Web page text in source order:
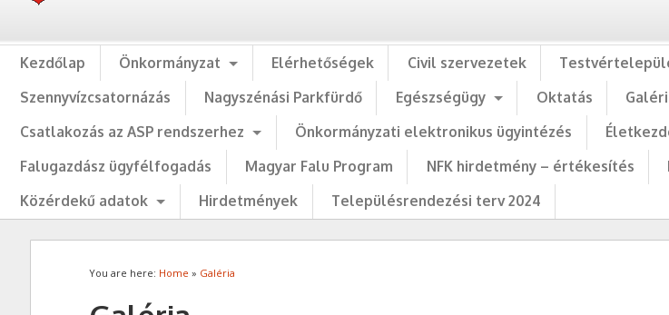
Kezdőlap Önkormányzat Elérhetőségek Civil szervezetek
Szennyvízcsatornázás
Nagyszénási Parkfürdő Egészségügy Oktatás
Csatlakozás az ASP rendszerhez
Önkormányzati elektronikus ügyintézés
Falugazdász ügyfélfogadás
Magyar Falu Program NFK hirdetmény – értékesítés
Közérdekű adatok
Hirdetmények Településrendezési terv 2024
You are here: Home » Galéria